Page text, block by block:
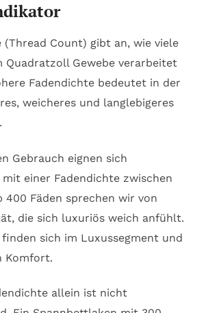
(Thread Count) gibt an, wie viele
Quadratzoll Gewebe verarbeitet
Fadendichte bedeutet in der
weicheres und langlebigeres
Gebrauch eignen sich
einer Fadendichte zwischen
400 Fäden sprechen wir von
die sich luxuriös weich anfühlt.
sich im Luxussegment und
Komfort.
allein ist nicht